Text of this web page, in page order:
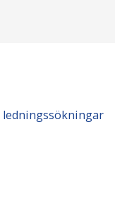
ledningssökningar